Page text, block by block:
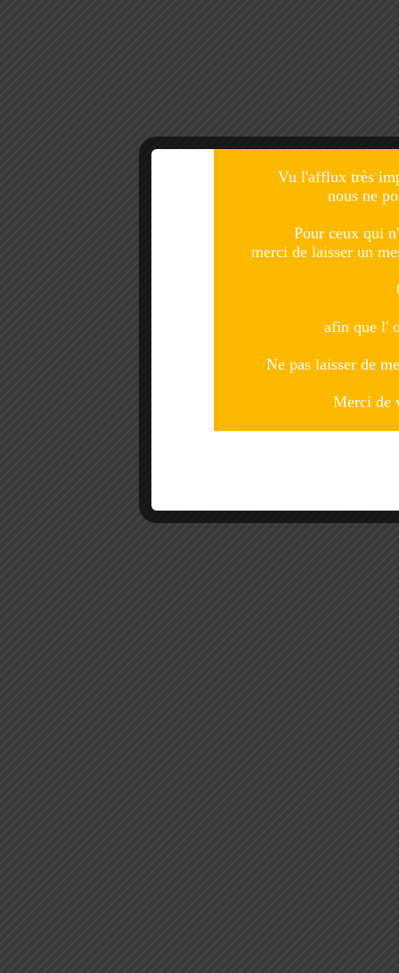
Vu l'afflux très
nous ne
Pour ceux qui
merci de laisser un
afin que l'
Ne pas laisser de
Merci de